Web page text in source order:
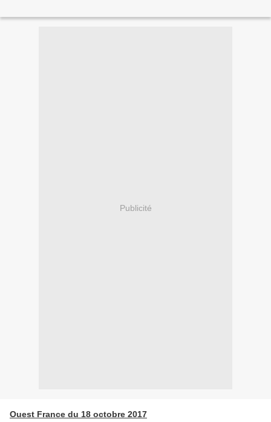
Publicité
Ouest France du 18 octobre 2017